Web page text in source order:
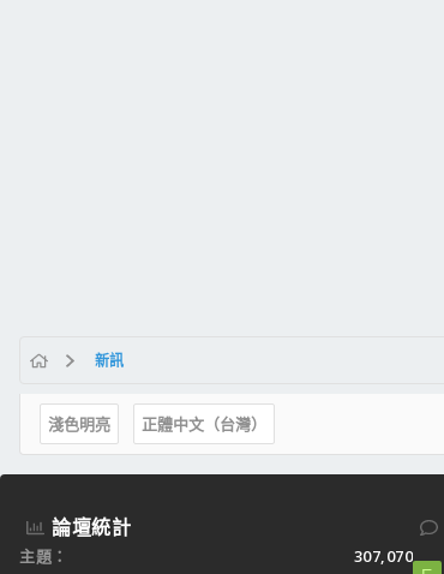
新訊
淺色明亮 正體中文（台灣）
論壇統計
主題
307,070